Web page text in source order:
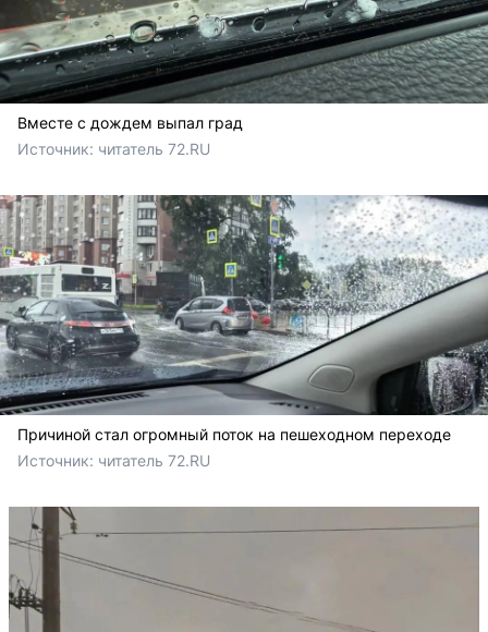
Вместе с дождем выпал град
Источник: читатель 72.RU
Причиной стал огромный поток на пешеходном переходе
Источник: читатель 72.RU